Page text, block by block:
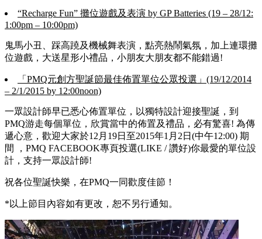
“Recharge Fun” 攤位遊戲及表演 by GP Batteries (19 – 28/12:
1:00pm – 10:00pm)
鬼馬小丑、踩高蹺及機械舞表演，點亮熱鬧氣氛，加上連環攤
位遊戲，大送星形小禮品，小朋友大朋友都不能錯過!
「PMQ元創方聖誕節最佳佈置單位公眾投選」(19/12/2014
– 2/1/2015 by 12:00noon)
一眾設計師早已悉心佈置單位，以獨特設計迎接聖誕，到
PMQ游走每個單位，欣賞當中的佈置及禮品，必有驚喜! 為傳
遞心意，歡迎大家於12月19日至2015年1月2日(中午12:00) 期
間 ，PMQ FACEBOOK專頁投選(LIKE / 讚好)你最愛的單位設
計，支持一眾設計師!
祝各位聖誕快樂，在PMQ一同歡度佳節！
*以上節目內容如有更改，恕不另行通知。